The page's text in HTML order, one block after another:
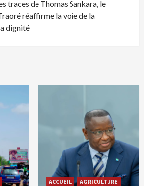
traces de Thomas Sankara, le
réaffirme la voie de la
dignité
ACCUEIL AGRICULTURE